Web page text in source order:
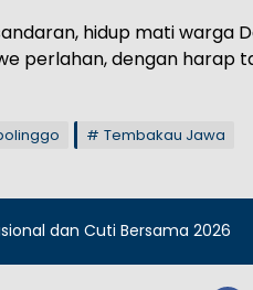
hidup mati warga
perlahan, dengan harap
Tembakau Jawa
dan Cuti Bersama 2026